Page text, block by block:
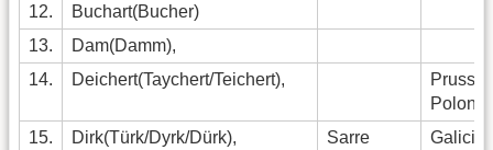
12.
Buchart(Bucher)
13.
Dam(Damm),
14.
Deichert(Taychert/Teichert),
Pruss.
Polonia
15.
Dirk(Türk/Dyrk/Dürk),
Sarre
Galicia